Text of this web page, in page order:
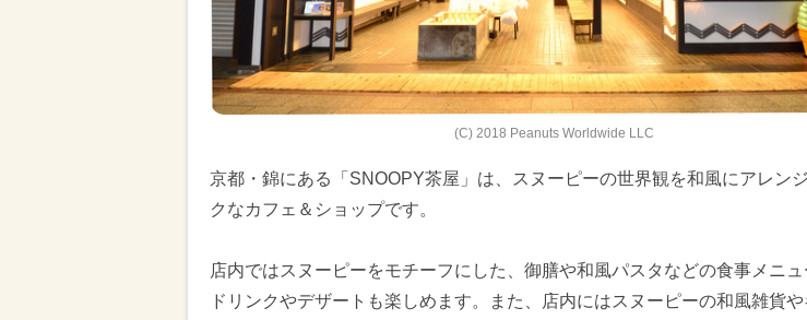
(C) 2018 Peanuts Worldwide LLC
京都・錦にある「SNOOPY茶屋」は、スヌーピーの世界観を和風にアレン
クなカフェ＆ショップです。
店内ではスヌーピーをモチーフにした、御膳や和風パスタなどの食事メニュ
ドリンクやデザートも楽しめます。また、店内にはスヌーピーの和風雑貨